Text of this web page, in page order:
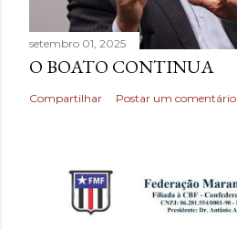
setembro 01, 2025
O BOATO CONTINUA
Compartilhar Postar um comentário